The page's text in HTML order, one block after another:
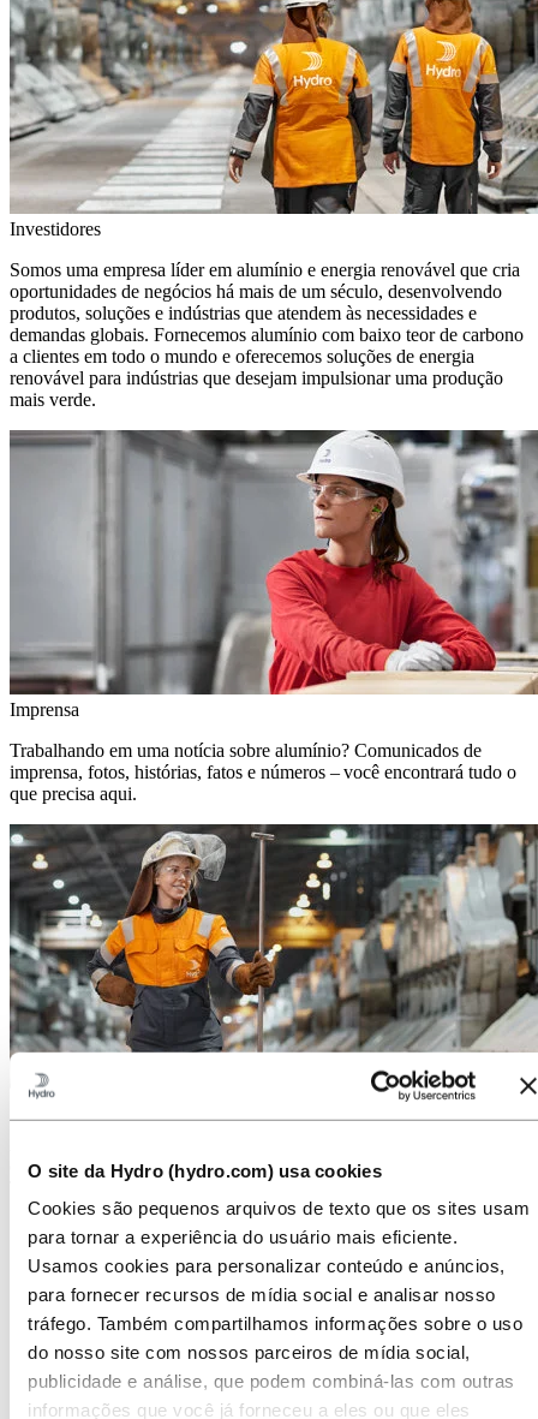
O site da Hydro (hydro.com) usa cookies
Cookies são pequenos arquivos de texto que os sites usam
para tornar a experiência do usuário mais eficiente.
Usamos cookies para personalizar conteúdo e anúncios,
para fornecer recursos de mídia social e analisar nosso
tráfego. Também compartilhamos informações sobre o uso
do nosso site com nossos parceiros de mídia social,
publicidade e análise, que podem combiná-las com outras
informações que você já forneceu a eles ou que eles
Investidores
Somos uma empresa líder em alumínio e energia renovável que cria
oportunidades de negócios há mais de um século, desenvolvendo
produtos, soluções e indústrias que atendem às necessidades e
demandas globais. Fornecemos alumínio com baixo teor de carbono
a clientes em todo o mundo e oferecemos soluções de energia
renovável para indústrias que desejam impulsionar uma produção
mais verde.
Imprensa
Trabalhando em uma notícia sobre alumínio? Comunicados de
imprensa, fotos, histórias, fatos e números – você encontrará tudo o
que precisa aqui.
Sobre a Hydro
que constrói empresas e parcerias para um futuro mais sustentável.
Temos 32 000 colaboradores em mais de 140 locais e 40 países.
Ir para:
Produtos
Indústrias que atendemos
Sobre o alumínio
Inovação e P&D
Ir para:Energia
Atuação da Hydro Energia no Brasil
Hydro Rein